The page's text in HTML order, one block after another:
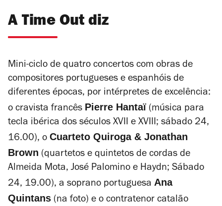
A Time Out diz
Mini-ciclo de quatro concertos com obras de
compositores portugueses e espanhóis de
diferentes épocas, por intérpretes de excelência:
o cravista francês Pierre Hantaï (música para
tecla ibérica dos séculos XVII e XVIII; sábado 24,
16.00), o Cuarteto Quiroga & Jonathan
Brown (quartetos e quintetos de cordas de
Almeida Mota, José Palomino e Haydn; Sábado
24, 19.00), a soprano portuguesa Ana
Quintans (na foto) e o contratenor catalão